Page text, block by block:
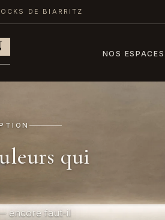
DE BIARRITZ
NOS ESPACES
qui
encore faut-il